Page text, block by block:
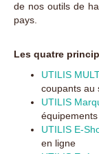
de nos outils de
pays.
Les quatre
UTILIS
coupants au
UTILIS
UTILIS E-
en ligne